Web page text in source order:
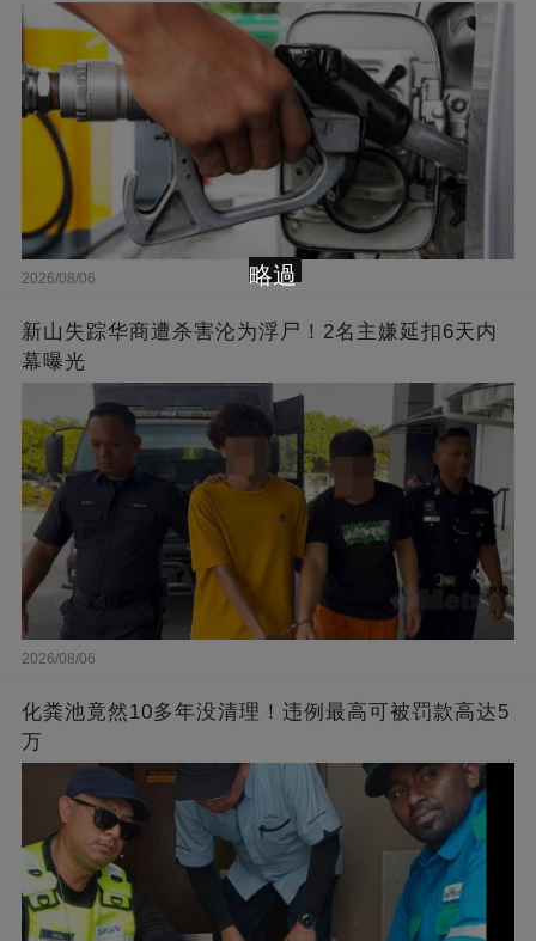
2026/08/06
新山失踪华商遭杀害沦为浮尸！2名主嫌延扣6天内
幕曝光
2026/08/06
化粪池竟然10多年没清理！违例最高可被罚款高达5
万
略過